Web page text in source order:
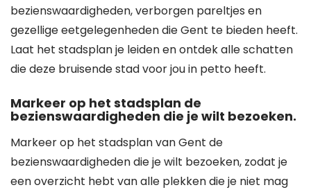
bezienswaardigheden, verborgen pareltjes en
gezellige eetgelegenheden die Gent te bieden heeft.
Laat het stadsplan je leiden en ontdek alle schatten
die deze bruisende stad voor jou in petto heeft.
Markeer op het stadsplan de
bezienswaardigheden die je wilt bezoeken.
Markeer op het stadsplan van Gent de
bezienswaardigheden die je wilt bezoeken, zodat je
een overzicht hebt van alle plekken die je niet mag